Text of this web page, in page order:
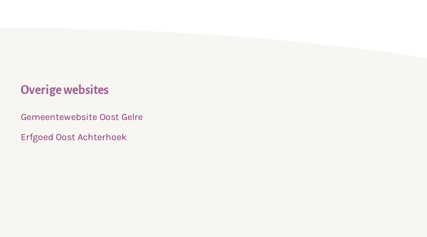
Overige websites
Gemeentewebsite Oost Gelre
Erfgoed Oost Achterhoek